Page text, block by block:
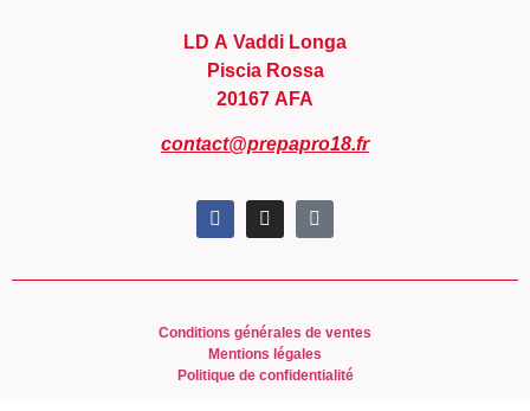
LD A Vaddi Longa
Piscia Rossa
20167 AFA
contact@prepapro18.fr
Conditions générales de ventes
Mentions légales
Politique de confidentialité